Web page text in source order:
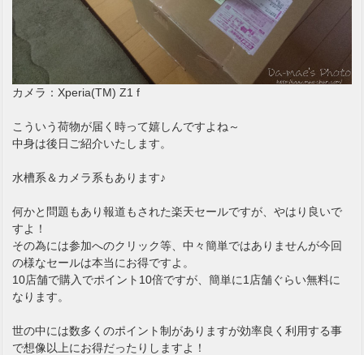
カメラ：Xperia(TM) Z1 f
こういう荷物が届く時って嬉しんですよね～
中身は後日ご紹介いたします。
水槽系＆カメラ系もあります♪
何かと問題もあり報道もされた楽天セールですが、やはり良いで
すよ！
その為には参加へのクリック等、中々簡単ではありませんが今回
の様なセールは本当にお得ですよ。
10店舗で購入でポイント10倍ですが、簡単に1店舗ぐらい無料に
なります。
世の中には数多くのポイント制がありますが効率良く利用する事
で想像以上にお得だったりしますよ！